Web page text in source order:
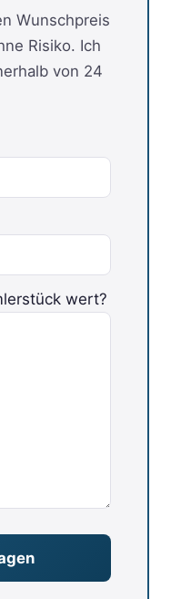
Wunschpreis
Risiko. Ich
von 24
wert?